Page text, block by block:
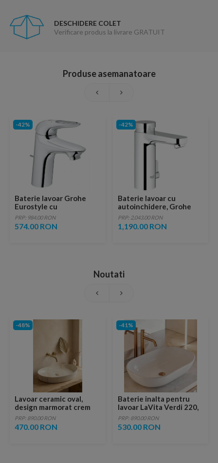
DESCHIDERE COLET
Verificare produs la livrare GRATUIT
Produse asemanatoare
-42%
Baterie lavoar Grohe
Eurostyle cu
monocomanda si pop-up
1/2″ Marimea S
PRP: 984.00 RON
574.00 RON
-42%
Baterie lavoar cu
autoinchidere, Grohe
Eurosmart Cosmopolitan
PRP: 2,043.00 RON
1,190.00 RON
Noutati
-48%
Lavoar ceramic oval,
design marmorat crem
lucios cu vene aurii,
ventil inclus
PRP: 890.00 RON
470.00 RON
-41%
Baterie inalta pentru
lavoar LaVita Verdi 220,
fara ventil, brushed
copper
PRP: 890.00 RON
530.00 RON